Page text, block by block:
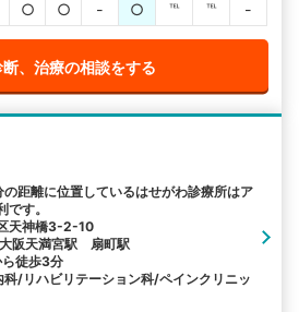
○ ○ - ○ ℡ ℡ -
断、治療の相談をする
距離に位置しているはせがわ診療所はア
す。
天神橋3-2-10
阪天満宮駅 扇町駅
ら徒歩3分
/リハビリテーション科/ペインクリニッ